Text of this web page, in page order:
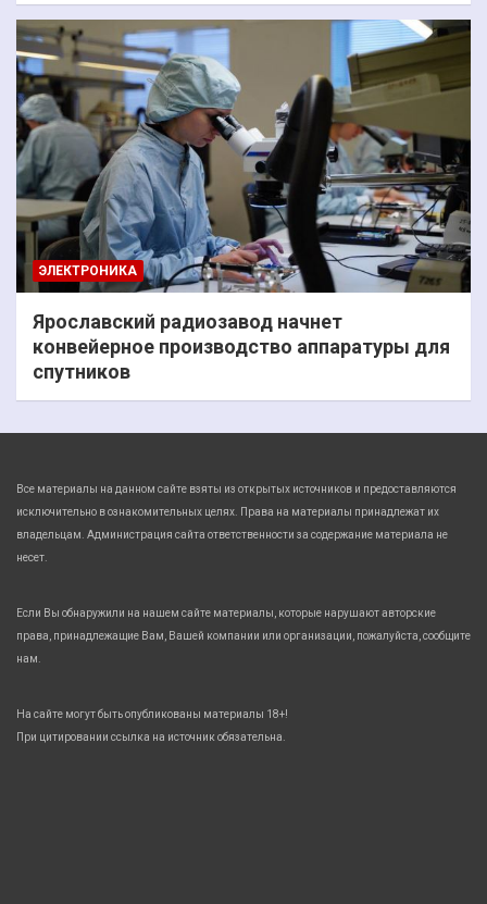
ЭЛЕКТРОНИКА
Ярославский радиозавод начнет
конвейерное производство аппаратуры для
спутников
Все материалы на данном сайте взяты из открытых источников и предоставляются
исключительно в ознакомительных целях. Права на материалы принадлежат их
владельцам. Администрация сайта ответственности за содержание материала не
несет.
Если Вы обнаружили на нашем сайте материалы, которые нарушают авторские
права, принадлежащие Вам, Вашей компании или организации, пожалуйста, сообщите
нам.
На сайте могут быть опубликованы материалы 18+!
При цитировании ссылка на источник обязательна.